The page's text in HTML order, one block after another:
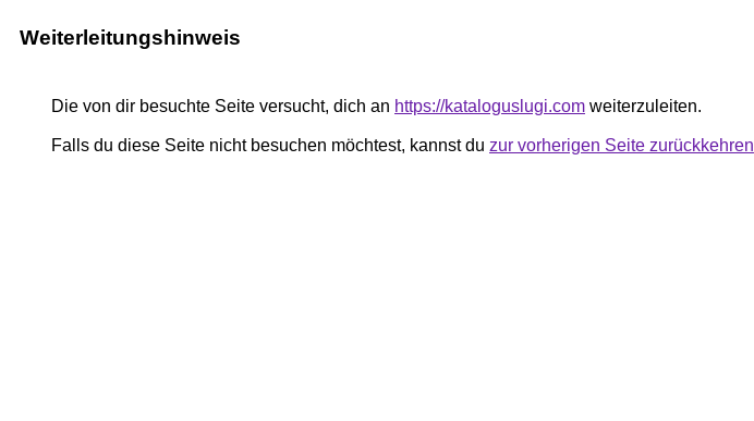
Weiterleitungshinweis
Die von dir besuchte Seite versucht, dich an https://kataloguslugi.com weiterzuleiten.
Falls du diese Seite nicht besuchen möchtest, kannst du zur vorherigen Seite zurückkehren